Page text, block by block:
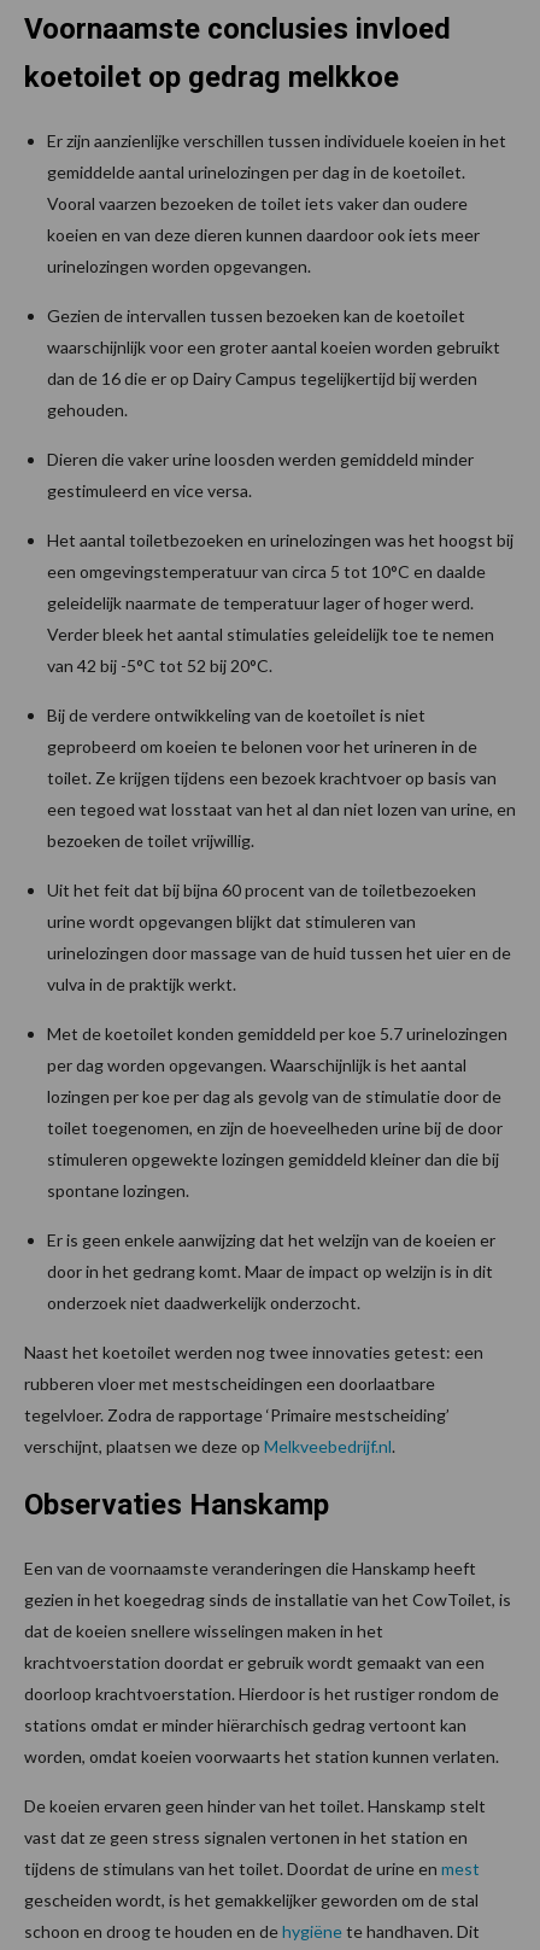
Voornaamste conclusies invloed
koetoilet op gedrag melkkoe
Er zijn aanzienlijke verschillen tussen individuele koeien in het
gemiddelde aantal urinelozingen per dag in de koetoilet.
Vooral vaarzen bezoeken de toilet iets vaker dan oudere
koeien en van deze dieren kunnen daardoor ook iets meer
urinelozingen worden opgevangen.
Gezien de intervallen tussen bezoeken kan de koetoilet
waarschijnlijk voor een groter aantal koeien worden gebruikt
dan de 16 die er op Dairy Campus tegelijkertijd bij werden
gehouden.
Dieren die vaker urine loosden werden gemiddeld minder
gestimuleerd en vice versa.
Het aantal toiletbezoeken en urinelozingen was het hoogst bij
een omgevingstemperatuur van circa 5 tot 10°C en daalde
geleidelijk naarmate de temperatuur lager of hoger werd.
Verder bleek het aantal stimulaties geleidelijk toe te nemen
van 42 bij -5°C tot 52 bij 20°C.
Bij de verdere ontwikkeling van de koetoilet is niet
geprobeerd om koeien te belonen voor het urineren in de
toilet. Ze krijgen tijdens een bezoek krachtvoer op basis van
een tegoed wat losstaat van het al dan niet lozen van urine, en
bezoeken de toilet vrijwillig.
Uit het feit dat bij bijna 60 procent van de toiletbezoeken
urine wordt opgevangen blijkt dat stimuleren van
urinelozingen door massage van de huid tussen het uier en de
vulva in de praktijk werkt.
Met de koetoilet konden gemiddeld per koe 5.7 urinelozingen
per dag worden opgevangen. Waarschijnlijk is het aantal
lozingen per koe per dag als gevolg van de stimulatie door de
toilet toegenomen, en zijn de hoeveelheden urine bij de door
stimuleren opgewekte lozingen gemiddeld kleiner dan die bij
spontane lozingen.
Er is geen enkele aanwijzing dat het welzijn van de koeien er
door in het gedrang komt. Maar de impact op welzijn is in dit
onderzoek niet daadwerkelijk onderzocht.
Naast het koetoilet werden nog twee innovaties getest: een
rubberen vloer met mestscheidingen een doorlaatbare
tegelvloer. Zodra de rapportage ‘Primaire mestscheiding’
verschijnt, plaatsen we deze op Melkveebedrijf.nl.
Observaties Hanskamp
Een van de voornaamste veranderingen die Hanskamp heeft
gezien in het koegedrag sinds de installatie van het CowToilet, is
dat de koeien snellere wisselingen maken in het
krachtvoerstation doordat er gebruik wordt gemaakt van een
doorloop krachtvoerstation. Hierdoor is het rustiger rondom de
stations omdat er minder hiërarchisch gedrag vertoont kan
worden, omdat koeien voorwaarts het station kunnen verlaten.
De koeien ervaren geen hinder van het toilet. Hanskamp stelt
vast dat ze geen stress signalen vertonen in het station en
tijdens de stimulans van het toilet. Doordat de urine en mest
gescheiden wordt, is het gemakkelijker geworden om de stal
schoon en droog te houden en dehygiënete handhaven. Dit